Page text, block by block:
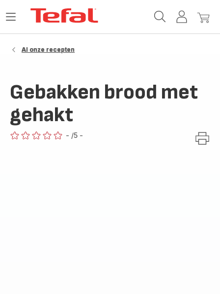
MijnMijn
Open
Al onze recepten
Gebakken brood met
gehakt
- /5 -